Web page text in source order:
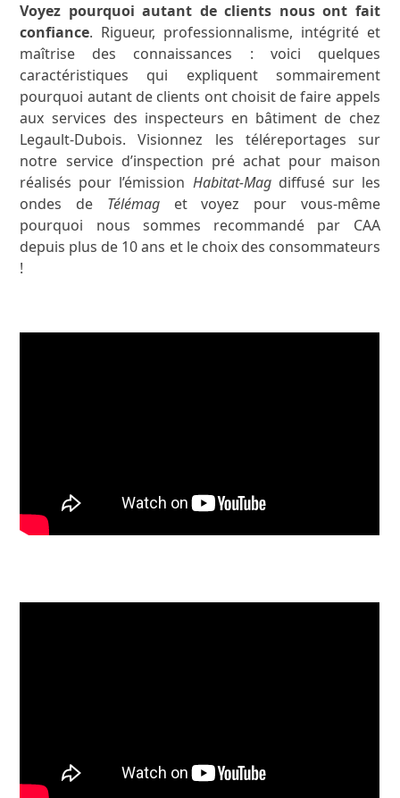
Voyez pourquoi autant de clients nous ont fait
confiance. Rigueur, professionnalisme, intégrité et
maîtrise des connaissances : voici quelques
caractéristiques qui expliquent sommairement
pourquoi autant de clients ont choisit de faire appels
aux services des inspecteurs en bâtiment de chez
Legault-Dubois. Visionnez les téléreportages sur
notre service d’inspection pré achat pour maison
réalisés pour l’émission Habitat-Magdiffusé sur les
ondes de Télémag et voyez pour vous-même
pourquoi nous sommes recommandé par CAA
depuis plus de 10 ans et le choix des consommateurs
!